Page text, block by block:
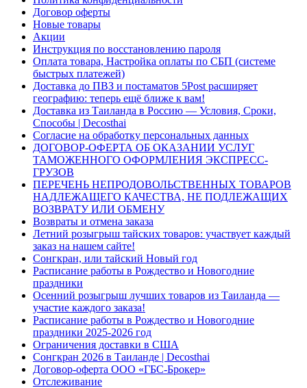
Договор оферты
Новые товары
Акции
Инструкция по восстановлению пароля
Оплата товара, Настройка оплаты по СБП (системе
быстрых платежей)
Доставка до ПВЗ и постаматов 5Post расширяет
географию: теперь ещё ближе к вам!
Доставка из Таиланда в Россию — Условия, Сроки,
Способы | Decosthai
Согласие на обработку персональных данных
ДОГОВОР-ОФЕРТА ОБ ОКАЗАНИИ УСЛУГ
ТАМОЖЕННОГО ОФОРМЛЕНИЯ ЭКСПРЕСС-
ГРУЗОВ
ПЕРЕЧЕНЬ НЕПРОДОВОЛЬСТВЕННЫХ ТОВАРОВ
НАДЛЕЖАЩЕГО КАЧЕСТВА, НЕ ПОДЛЕЖАЩИХ
ВОЗВРАТУ ИЛИ ОБМЕНУ
Возвраты и отмена заказа
Летний розыгрыш тайских товаров: участвует каждый
заказ на нашем сайте!
Сонгкран, или тайский Новый год
Расписание работы в Рождество и Новогодние
праздники
Осенний розыгрыш лучших товаров из Таиланда —
участие каждого заказа!
Расписание работы в Рождество и Новогодние
праздники 2025-2026 год
Ограничения доставки в США
Сонгкран 2026 в Таиланде | Decosthai
Договор-оферта ООО «ГБС-Брокер»
Отслеживание